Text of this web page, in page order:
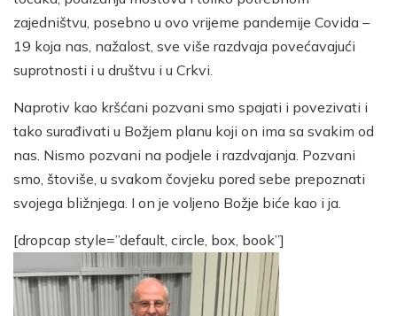
zajedništvu, posebno u ovo vrijeme pandemije Covida –
19 koja nas, nažalost, sve više razdvaja povećavajući
suprotnosti i u društvu i u Crkvi.
Naprotiv kao kršćani pozvani smo spajati i povezivati i
tako surađivati u Božjem planu koji on ima sa svakim od
nas. Nismo pozvani na podjele i razdvajanja. Pozvani
smo, štoviše, u svakom čovjeku pored sebe prepoznati
svojega bližnjega. I on je voljeno Božje biće kao i ja.
[dropcap style=”default, circle, box, book”]